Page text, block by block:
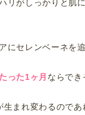
リがしっかりと肌
にセレンベーネを
たった1ヶ月 ならでき
生まれ変わるのであ